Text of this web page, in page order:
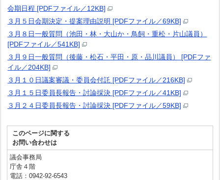
会期日程 [PDFファイル／12KB]
３月５日会期決定・提案理由説明 [PDFファイル／69KB]
３月８日一般質問（池田・林・大山か・鳥飼・重松・片山議員）
[PDFファイル／541KB]
３月９日一般質問（後藤・松石・平田・原・品川議員） [PDFファ
イル／204KB]
３月１０日議案審議・委員会付託 [PDFファイル／216KB]
３月１５日委員長報告・討論採決 [PDFファイル／41KB]
３月２４日委員長報告・討論採決 [PDFファイル／59KB]
このページに関する
お問い合わせは
議会事務局
庁舎４階
電話：0942-92-6543